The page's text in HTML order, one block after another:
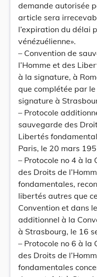
demande autorisée
article sera
l’expiration du délai
vénézuélienne».
– Convention de
l’Homme et des
à la signature, à
que complétée par
signature à
– Protocole
sauvegarde des
Libertés
Paris, le 20 mars
– Protocole no 4 à la
des Droits de
fondamentales,
libertés autres que
Convention et dans
additionnel à la
à Strasbourg, le 16
– Protocole no 6 à la
des Droits de
fondamentales